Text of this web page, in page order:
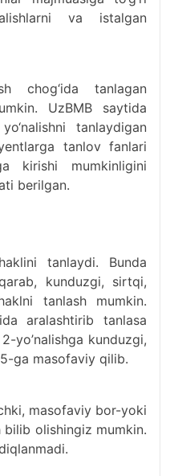
va istalgan
chog‘ida tanlagan
UzBMB saytida
tanlaydigan
tanlov fanlari
kirishi mumkinligini
berilgan.
tanlaydi. Bunda
kunduzgi, sirtqi,
tanlash mumkin.
aralashtirib tanlasa
yo’nalishga kunduzgi,
ga masofaviy qilib.
masofaviy bor-yoki
olishingiz mumkin.